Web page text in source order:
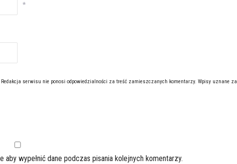
*
Redakcja serwisu nie ponosi odpowiedzialności za treść zamieszczanych komentarzy. Wpisy uznane za
wypełnić dane podczas pisania kolejnych komentarzy.